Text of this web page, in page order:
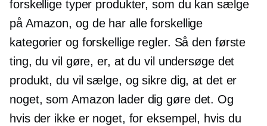
forskellige typer produkter, som du kan sælge
på Amazon, og de har alle forskellige
kategorier og forskellige regler. Så den første
ting, du vil gøre, er, at du vil undersøge det
produkt, du vil sælge, og sikre dig, at det er
noget, som Amazon lader dig gøre det. Og
hvis der ikke er noget, for eksempel, hvis du